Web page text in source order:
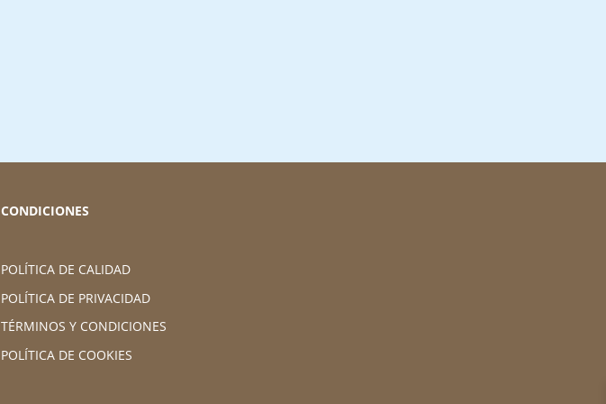
CONDICIONES
POLÍTICA DE CALIDAD
POLÍTICA DE PRIVACIDAD
TÉRMINOS Y CONDICIONES
POLÍTICA DE COOKIES